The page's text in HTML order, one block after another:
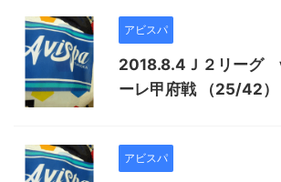
アビスパ
2018.8.4Ｊ２リーグ
ーレ甲府戦 （25/42）
アビスパ